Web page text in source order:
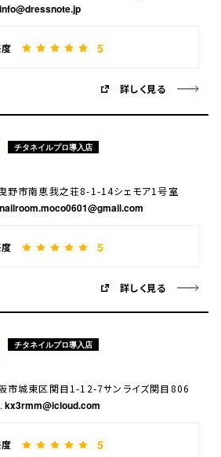
info@dressnote.jp
5
詳しく見る
チタネイルプロ導入店
市南恵我之荘8-1-14シェモア1号室
nailroom.moco0601@gmail.com
5
詳しく見る
チタネイルプロ導入店
城東区関目1-12-7サンライズ関目806
kx3rmm@icloud.com
5